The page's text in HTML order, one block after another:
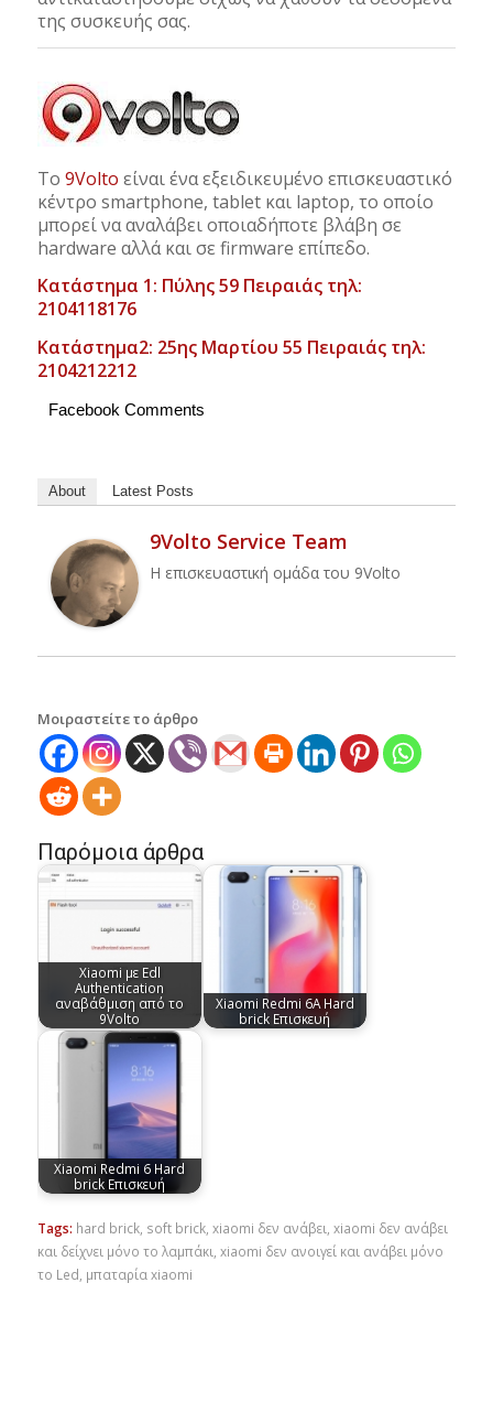
της συσκευής σας.
Το 9Volto είναι ένα εξειδικευμένο επισκευαστικό
κέντρο smartphone, tablet και laptop, το οποίο
μπορεί να αναλάβει οποιαδήποτε βλάβη σε
hardware αλλά και σε firmware επίπεδο.
Κατάστημα 1: Πύλης 59 Πειραιάς τηλ:
2104118176
Κατάστημα2: 25ης Μαρτίου 55 Πειραιάς τηλ:
2104212212
Facebook Comments
About Latest Posts
9Volto Service Team
H επισκευαστική ομάδα του 9Volto
Μοιραστείτε το άρθρο
Παρόμοια άρθρα
Xiaomi με Edl
Authentication
αναβάθμιση από το
9Volto
Xiaomi Redmi 6A Hard
brick Επισκευή
Xiaomi Redmi 6 Hard
brick Επισκευή
Tags: hard brick, soft brick, xiaomi δεν ανάβει xiaomi δεν ανάβει
και δείχνει μόνο το λαμπάκι xiaomi δεν ανοιγεί και ανάβει μόνο
το Led μπαταρία xiaomi